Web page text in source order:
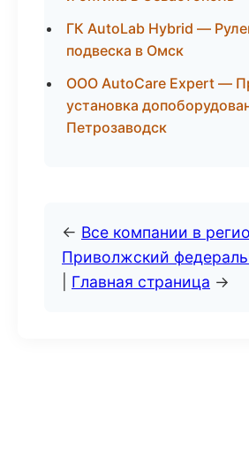
ГК AutoLab Hybrid —
подвеска в Омск
ООО AutoCare Expert —
установка
Петрозаводск
← Все компании в
Приволжский
Главная страница →